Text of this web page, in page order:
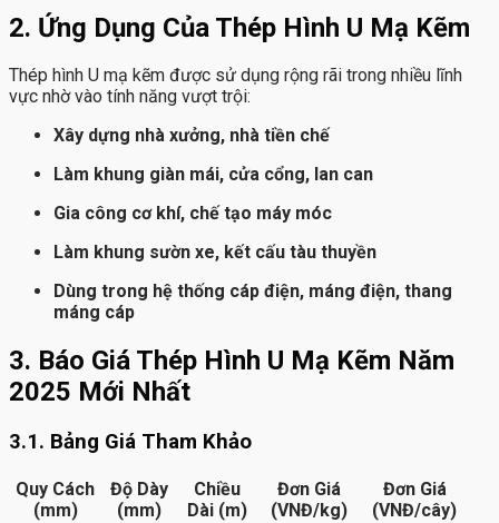
2. Ứng Dụng Của Thép Hình U Mạ Kẽm
Thép hình U mạ kẽm được sử dụng rộng rãi trong nhiều lĩnh
vực nhờ vào tính năng vượt trội:
Xây dựng nhà xưởng, nhà tiền chế
Làm khung giàn mái, cửa cổng, lan can
Gia công cơ khí, chế tạo máy móc
Làm khung sườn xe, kết cấu tàu thuyền
Dùng trong hệ thống cáp điện, máng điện, thang
máng cáp
3. Báo Giá Thép Hình U Mạ Kẽm Năm
2025 Mới Nhất
3.1. Bảng Giá Tham Khảo
Quy Cách
(mm)
Độ Dày
(mm)
Chiều
Dài (m)
Đơn Giá
(VNĐ/kg)
Đơn Giá
(VNĐ/cây)